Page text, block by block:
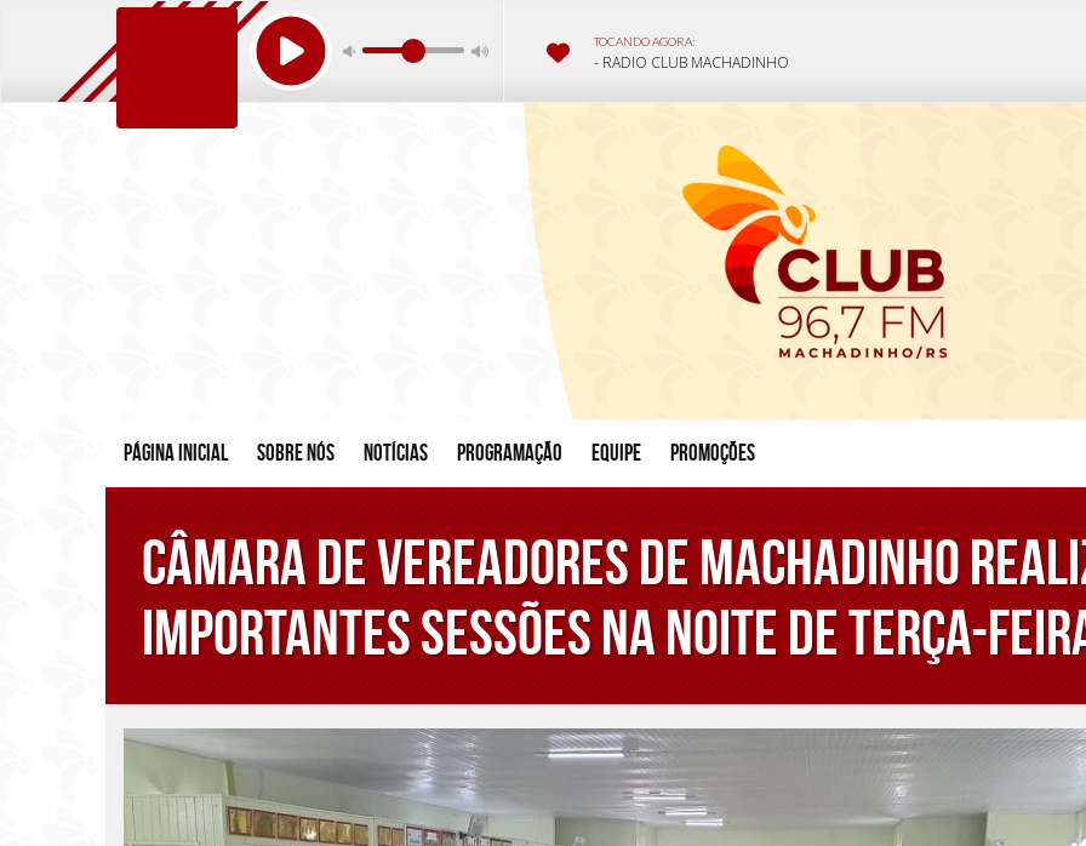
Página inicial Sobre nós Notícias Programação Equipe Promoções
Câmara de Vereadores de Machadinho
importantes sessões na noite de terça-